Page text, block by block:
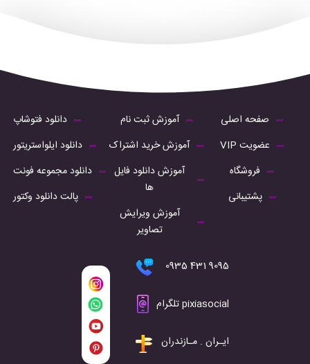
صفحه اصلی
عضویت VIP
فروشگاه
پشتیبانی
آموزش ثبت نام
آموزش خرید اشتراک
آموزش دانلود فایل
ها
آموزش ویرایش
تصاویر
دانلود فتوشاپ
دانلود ایلواستریتور
دانلود مجموعه فونت
پالت دانلود وکتور
9095 431 0935
pixiasocial تلگرام
ایـران . مـازندران